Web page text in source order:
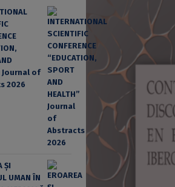
Journal of
2026
ȘI
UMAN ÎN